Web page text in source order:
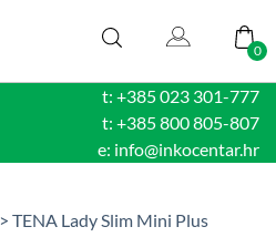
0
t: +385 023 301-777
t: +385 800 805-807
e: info@inkocentar.hr
> TENA Lady Slim Mini Plus